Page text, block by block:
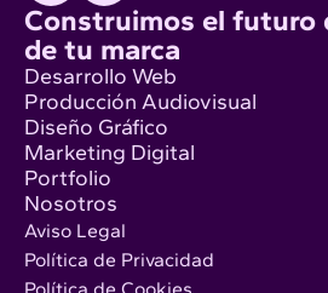
Desarrollo Web
Producción Audiovisual
Diseño Gráfico
Marketing Digital
Portfolio
Nosotros
Construimos el futuro
de tu marca
Aviso Legal
Política de Privacidad